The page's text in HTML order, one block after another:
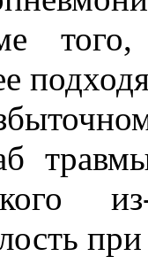
того,